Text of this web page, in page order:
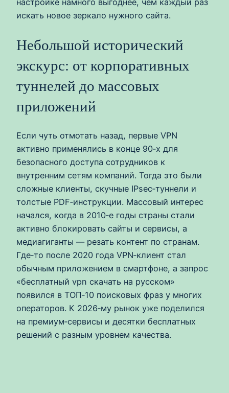
настройке намного выгоднее, чем каждый раз
искать новое зеркало нужного сайта.
Небольшой исторический
экскурс: от корпоративных
туннелей до массовых
приложений
Если чуть отмотать назад, первые VPN
активно применялись в конце 90‑х для
безопасного доступа сотрудников к
внутренним сетям компаний. Тогда это были
сложные клиенты, скучные IPsec‑туннели и
толстые PDF‑инструкции. Массовый интерес
начался, когда в 2010‑е годы страны стали
активно блокировать сайты и сервисы, а
медиагиганты — резать контент по странам.
Где‑то после 2020 года VPN‑клиент стал
обычным приложением в смартфоне, а запрос
«бесплатный vpn скачать на русском»
появился в ТОП‑10 поисковых фраз у многих
операторов. К 2026‑му рынок уже поделился
на премиум‑сервисы и десятки бесплатных
решений с разным уровнем качества.